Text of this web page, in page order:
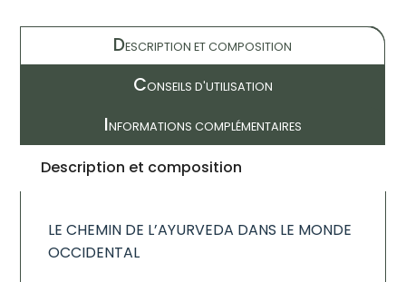
DESCRIPTION ET COMPOSITION
CONSEILS D'UTILISATION
INFORMATIONS COMPLÉMENTAIRES
Description et composition
LE CHEMIN DE L’AYURVEDA DANS LE MONDE
OCCIDENTAL